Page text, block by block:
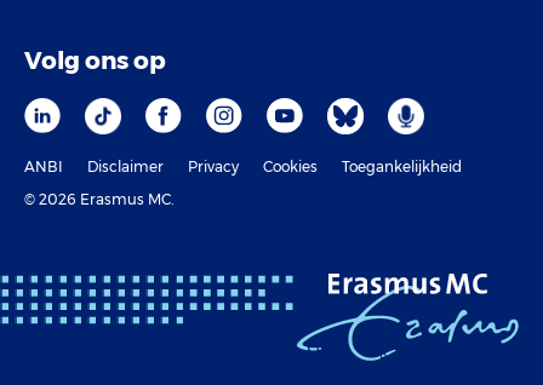
Volg ons op
ANBI Disclaimer Privacy Cookies
Toegankelijkheid
© 2026 Erasmus MC.